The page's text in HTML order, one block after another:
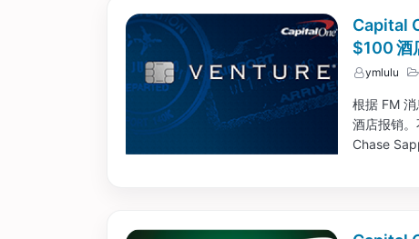
Capital
$100 酒
ymlulu
根据 FM
酒店报销
Chase